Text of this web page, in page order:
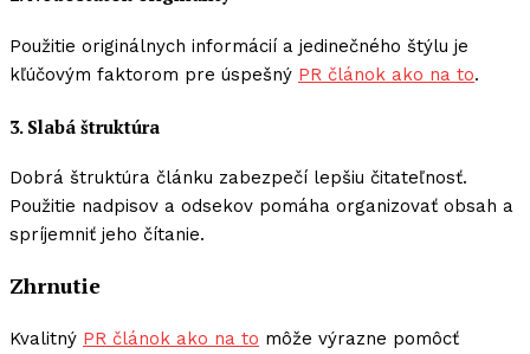
Použitie originálnych informácií a jedinečného štýlu je
kľúčovým faktorom pre úspešný PR článok ako na to.
3. Slabá štruktúra
Dobrá štruktúra článku zabezpečí lepšiu čitateľnosť.
Použitie nadpisov a odsekov pomáha organizovať obsah a
spríjemniť jeho čítanie.
Zhrnutie
Kvalitný PR článok ako na to môže výrazne pomôcť